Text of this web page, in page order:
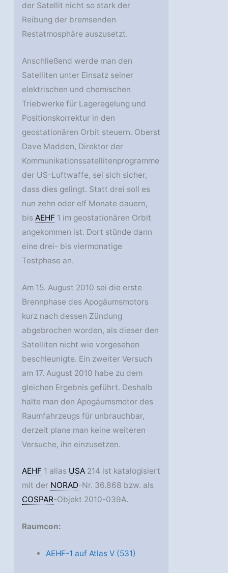
der Satellit nicht so stark der
Reibung der bremsenden
Restatmosphäre auszusetzt.
Anschließend werde man den
Satelliten unter Einsatz seiner
elektrischen und chemischen
Triebwerke für Lageregelung und
Positionskorrektur in den
geostationären Orbit steuern. Oberst
Dave Madden, Direktor der
Kommunikationssatellitenprogramme
der US-Luftwaffe, sei sich sicher,
dass dies gelingt. Statt drei soll es
nun zehn oder elf Monate dauern,
bisAEHF 1 im geostationären Orbit
angekommen ist. Dort stünde dann
eine drei- bis viermonatige
Testphase an.
Am 15. August 2010 sei die erste
Brennphase des Apogäumsmotors
kurz nach dessen Zündung
abgebrochen worden, als dieser den
Satelliten nicht wie vorgesehen
beschleunigte. Ein zweiter Versuch
am 17. August 2010 habe zu dem
gleichen Ergebnis geführt. Deshalb
halte man den Apogäumsmotor des
Raumfahrzeugs für unbrauchbar,
derzeit plane man keine weiteren
Versuche, ihn einzusetzen.
AEHF 1 alias USA 214 ist katalogisiert
mit der NORAD-Nr. 36.868 bzw. als
COSPAR-Objekt 2010-039A.
Raumcon:
AEHF-1 auf Atlas V (531)